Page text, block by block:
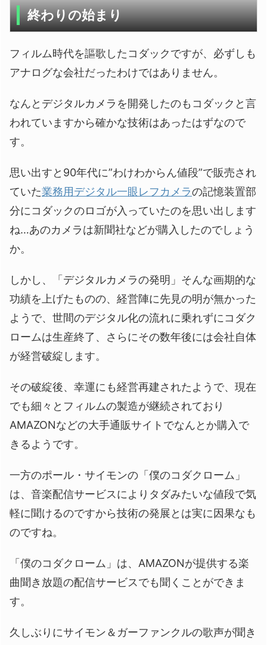
終わりの始まり
フィルム時代を謳歌したコダックですが、必ずしも
アナログな会社だったわけではありません。
なんとデジタルカメラを開発したのもコダックと言
われていますから確かな技術はあったはずなので
す。
思い出すと90年代に”わけわからん値段”で販売され
ていた業務用デジタル一眼レフカメラの記憶装置部
分にコダックのロゴが入っていたのを思い出します
ね…あのカメラは新聞社などが購入したのでしょう
か。
しかし、「デジタルカメラの発明」そんな画期的な
功績を上げたものの、経営陣に先見の明が無かった
ようで、世間のデジタル化の流れに乗れずにコダク
ロームは生産終了、さらにその数年後には会社自体
が経営破綻します。
その破綻後、幸運にも経営再建されたようで、現在
でも細々とフィルムの製造が継続されており
AMAZONなどの大手通販サイトでなんとか購入で
きるようです。
一方のポール・サイモンの「僕のコダクローム」
は、音楽配信サービスによりタダみたいな値段で気
軽に聞けるのですから技術の発展とは実に因果なも
のですね。
「僕のコダクローム」は、AMAZONが提供する楽
曲聞き放題の配信サービスでも聞くことができま
す。
久しぶりにサイモン＆ガーファンクルの歌声が聞き